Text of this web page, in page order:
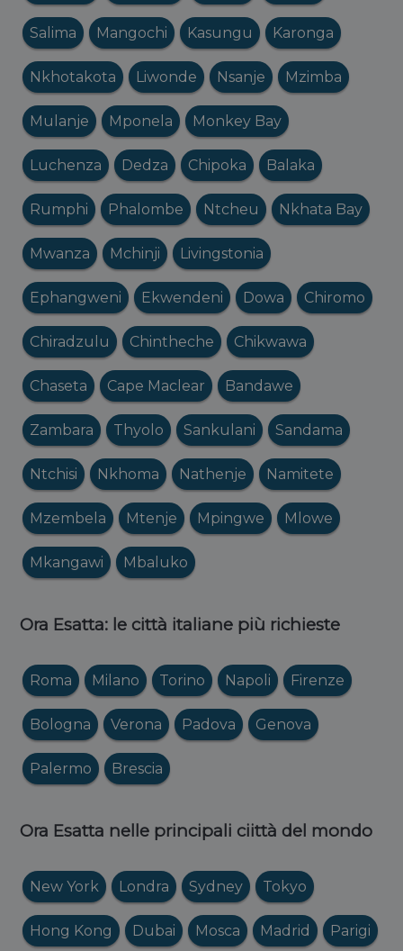
Salima Mangochi Kasungu Karonga
Nkhotakota Liwonde Nsanje Mzimba
Mulanje Mponela Monkey Bay
Luchenza Dedza Chipoka Balaka
Rumphi Phalombe Ntcheu Nkhata Bay
Mwanza Mchinji Livingstonia
Ephangweni Ekwendeni Dowa Chiromo
Chiradzulu Chintheche Chikwawa
Chaseta Cape Maclear Bandawe
Zambara Thyolo Sankulani Sandama
Ntchisi Nkhoma Nathenje Namitete
Mzembela Mtenje Mpingwe Mlowe
Mkangawi Mbaluko
Ora Esatta: le città italiane più richieste
Roma Milano Torino Napoli Firenze
Bologna Verona Padova Genova
Palermo Brescia
Ora Esatta nelle principali ciittà del mondo
New York Londra Sydney Tokyo
Hong Kong Dubai Mosca Madrid Parigi